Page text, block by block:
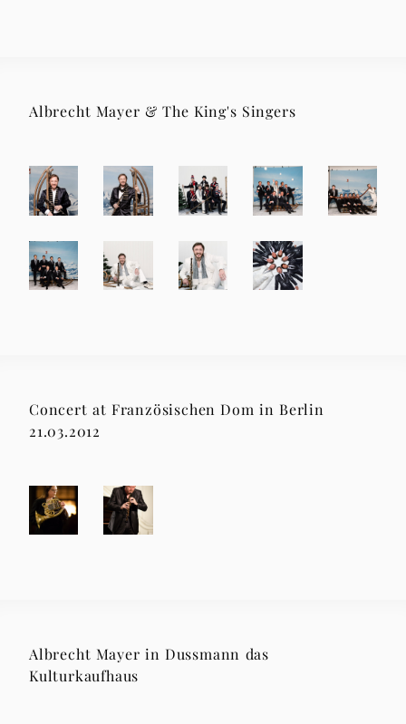
Albrecht Mayer & The King's Singers
Concert at Französischen Dom in Berlin
21.03.2012
Albrecht Mayer in Dussmann das
Kulturkaufhaus